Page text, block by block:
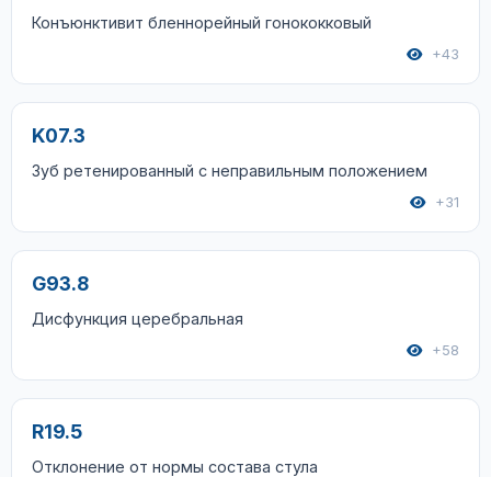
Конъюнктивит бленнорейный гонококковый
+43
K07.3
Зуб ретенированный с неправильным положением
+31
G93.8
Дисфункция церебральная
+58
R19.5
Отклонение от нормы состава стула